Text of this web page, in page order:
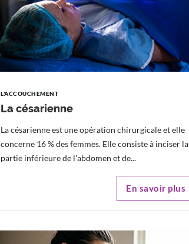
L'ACCOUCHEMENT
La césarienne
La césarienne est une opération chirurgicale et elle
concerne 16 % des femmes. Elle consiste à inciser la
partie inférieure de l'abdomen et de...
En savoir plus